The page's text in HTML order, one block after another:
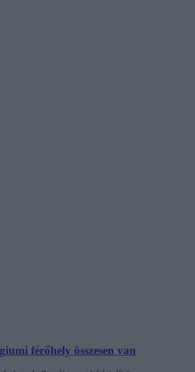
férőhely összesen van